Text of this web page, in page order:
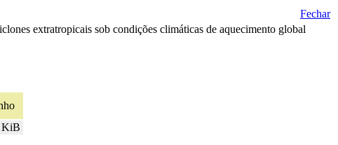
Fechar
extratropicais sob condições climáticas de aquecimento global
KiB